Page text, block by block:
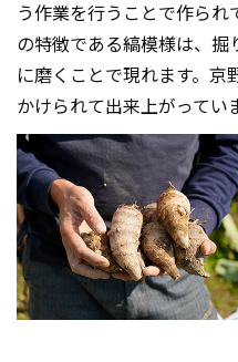
う作業を行うことで作ら
の特徴である縞模様は、掘
に磨くことで現れます。京
かけられて出来上がってい